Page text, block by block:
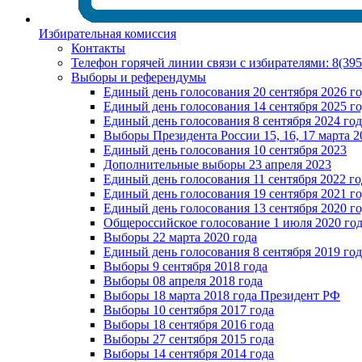
Избирательная комиссия
Контакты
Телефон горячей линии связи с избирателями:
Выборы и референдумы
Единый день голосования 20 сентября 2026
Единый день голосования 14 сентября 2025
Единый день голосования 8 сентября 2024
Выборы Президента России 15, 16, 17 марта
Единый день голосования 10 сентября 2023
Дополнительные выборы 23 апреля 2023
Единый день голосования 11 сентября 2022
Единый день голосования 19 сентября 2021
Единый день голосования 13 сентября 2020
Общероссийское голосование 1 июля 2020
Выборы 22 марта 2020 года
Единый день голосования 8 сентября 2019
Выборы 9 сентября 2018 года
Выборы 08 апреля 2018 года
Выборы 18 марта 2018 года Президент РФ
Выборы 10 сентября 2017 года
Выборы 18 сентября 2016 года
Выборы 27 сентября 2015 года
Выборы 14 сентября 2014 года